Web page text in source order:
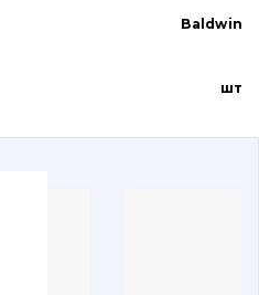
Baldwin
шт